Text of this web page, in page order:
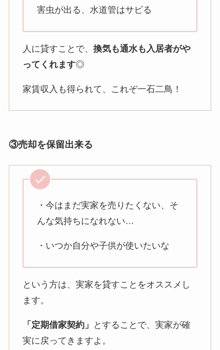
害虫が出る、水道管はサビる
人に貸すことで、 換気も通水も入居者がや
ってくれます◎
家賃収入も得られて、これぞ一石二鳥！
③売却を保留出来る
・今はまだ実家を売りたくない、そ
んな気持ちになれない…
・いつか自分や子供が使いたいな
という方は、実家を貸すことをオススメし
ます。
「定期借家契約」
とすることで、実家が確
実に戻ってきますよ。